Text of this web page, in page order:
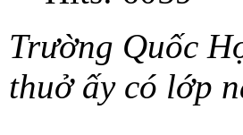
Trường Quốc
thuở ấy có lớp